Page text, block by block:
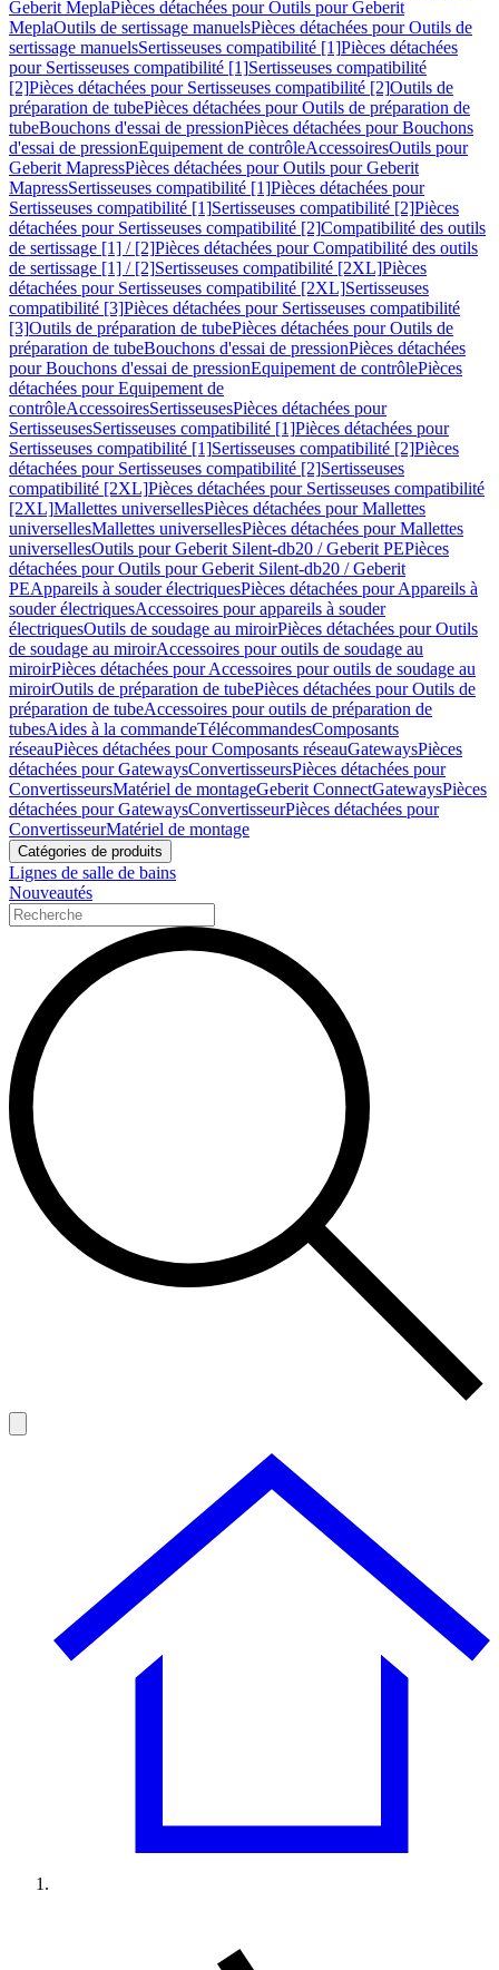
Geberit MeplaPièces détachées pour Outils pour Geberit
MeplaOutils de sertissage manuelsPièces détachées pour Outils de
sertissage manuelsSertisseuses compatibilité [1]Pièces détachées
pour Sertisseuses compatibilité [1]Sertisseuses compatibilité
[2]Pièces détachées pour Sertisseuses compatibilité [2]Outils de
préparation de tubePièces détachées pour Outils de préparation de
tubeBouchons d'essai de pressionPièces détachées pour Bouchons
d'essai de pressionEquipement de contrôleAccessoiresOutils pour
Geberit MapressPièces détachées pour Outils pour Geberit
MapressSertisseuses compatibilité [1]Pièces détachées pour
Sertisseuses compatibilité [1]Sertisseuses compatibilité [2]Pièces
détachées pour Sertisseuses compatibilité [2]Compatibilité des outils
de sertissage [1] / [2]Pièces détachées pour Compatibilité des outils
de sertissage [1] / [2]Sertisseuses compatibilité [2XL]Pièces
détachées pour Sertisseuses compatibilité [2XL]Sertisseuses
compatibilité [3]Pièces détachées pour Sertisseuses compatibilité
[3]Outils de préparation de tubePièces détachées pour Outils de
préparation de tubeBouchons d'essai de pressionPièces détachées
pour Bouchons d'essai de pressionEquipement de contrôlePièces
détachées pour Equipement de
contrôleAccessoiresSertisseusesPièces détachées pour
SertisseusesSertisseuses compatibilité [1]Pièces détachées pour
Sertisseuses compatibilité [1]Sertisseuses compatibilité [2]Pièces
détachées pour Sertisseuses compatibilité [2]Sertisseuses
compatibilité [2XL]Pièces détachées pour Sertisseuses compatibilité
[2XL]Mallettes universellesPièces détachées pour Mallettes
universellesMallettes universellesPièces détachées pour Mallettes
universellesOutils pour Geberit Silent-db20 / Geberit PEPièces
détachées pour Outils pour Geberit Silent-db20 / Geberit
PEAppareils à souder électriquesPièces détachées pour Appareils à
souder électriquesAccessoires pour appareils à souder
électriquesOutils de soudage au miroirPièces détachées pour Outils
de soudage au miroirAccessoires pour outils de soudage au
miroirPièces détachées pour Accessoires pour outils de soudage au
miroirOutils de préparation de tubePièces détachées pour Outils de
préparation de tubeAccessoires pour outils de préparation de
tubesAides à la commandeTélécommandesComposants
réseauPièces détachées pour Composants réseauGatewaysPièces
détachées pour GatewaysConvertisseursPièces détachées pour
ConvertisseursMatériel de montageGeberit ConnectGatewaysPièces
détachées pour GatewaysConvertisseurPièces détachées pour
ConvertisseurMatériel de montage
Catégories de produits
Lignes de salle de bains
Nouveautés